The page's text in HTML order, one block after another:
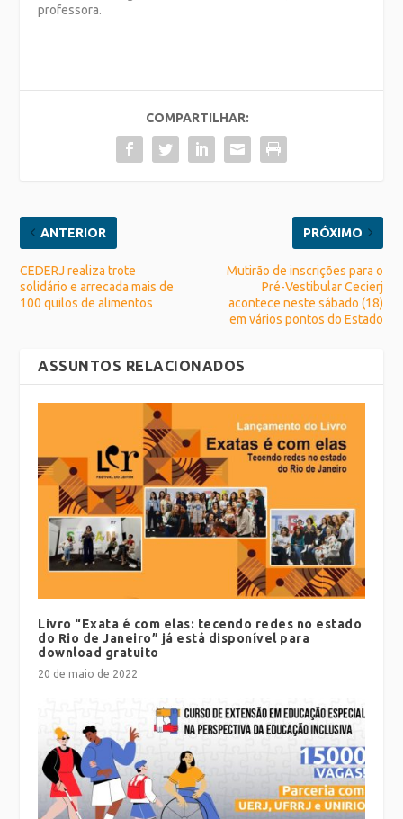
professora.
COMPARTILHAR:
ANTERIOR
CEDERJ realiza trote
solidário e arrecada mais de
100 quilos de alimentos
PRÓXIMO
Mutirão de inscrições para o
Pré-Vestibular Cecierj
acontece neste sábado (18)
em vários pontos do Estado
ASSUNTOS RELACIONADOS
Livro “Exata é com elas: tecendo redes no estado
do Rio de Janeiro” já está disponível para
download gratuito
20 de maio de 2022